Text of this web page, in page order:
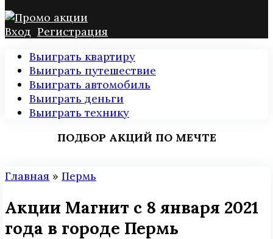
Вход Регистрация
Выиграть квартиру
Выиграть путешествие
Выиграть автомобиль
Выиграть деньги
Выиграть технику
ПОДБОР АКЦИЙ ПО МЕЧТЕ
Главная » Пермь
Акции Магнит с 8 января 2021
года в городе Пермь